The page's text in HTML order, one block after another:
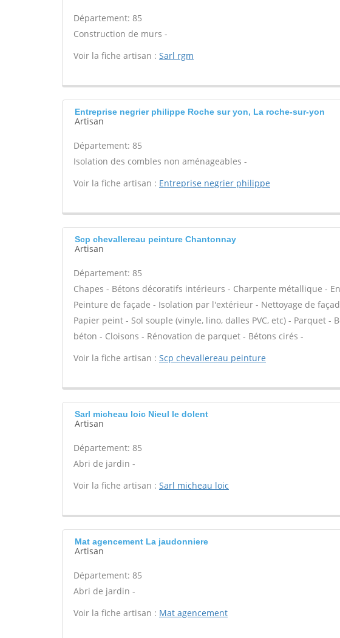
Département: 85
Construction de murs -
Voir la fiche artisan : Sarl rgm
Entreprise negrier philippe Roche sur yon, La roche-sur-yon
Artisan
Département: 85
Isolation des combles non aménageables -
Voir la fiche artisan : Entreprise negrier philippe
Scp chevallereau peinture Chantonnay
Artisan
Département: 85
Chapes - Bétons décoratifs intérieurs - Charpente métallique -
Peinture de façade - Isolation par l'extérieur - Nettoyage de
Papier peint - Sol souple (vinyle, lino, dalles PVC, etc) - Parquet -
béton - Cloisons - Rénovation de parquet - Bétons cirés -
Voir la fiche artisan : Scp chevallereau peinture
Sarl micheau loic Nieul le dolent
Artisan
Département: 85
Abri de jardin -
Voir la fiche artisan : Sarl micheau loic
Mat agencement La jaudonniere
Artisan
Département: 85
Abri de jardin -
Voir la fiche artisan : Mat agencement